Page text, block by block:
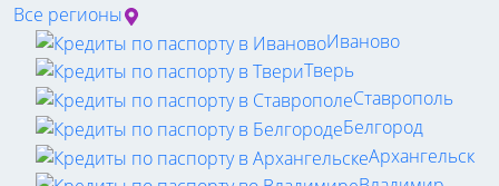
Все регионы
Иваново
Тверь
Ставрополь
Белгород
Архангельск